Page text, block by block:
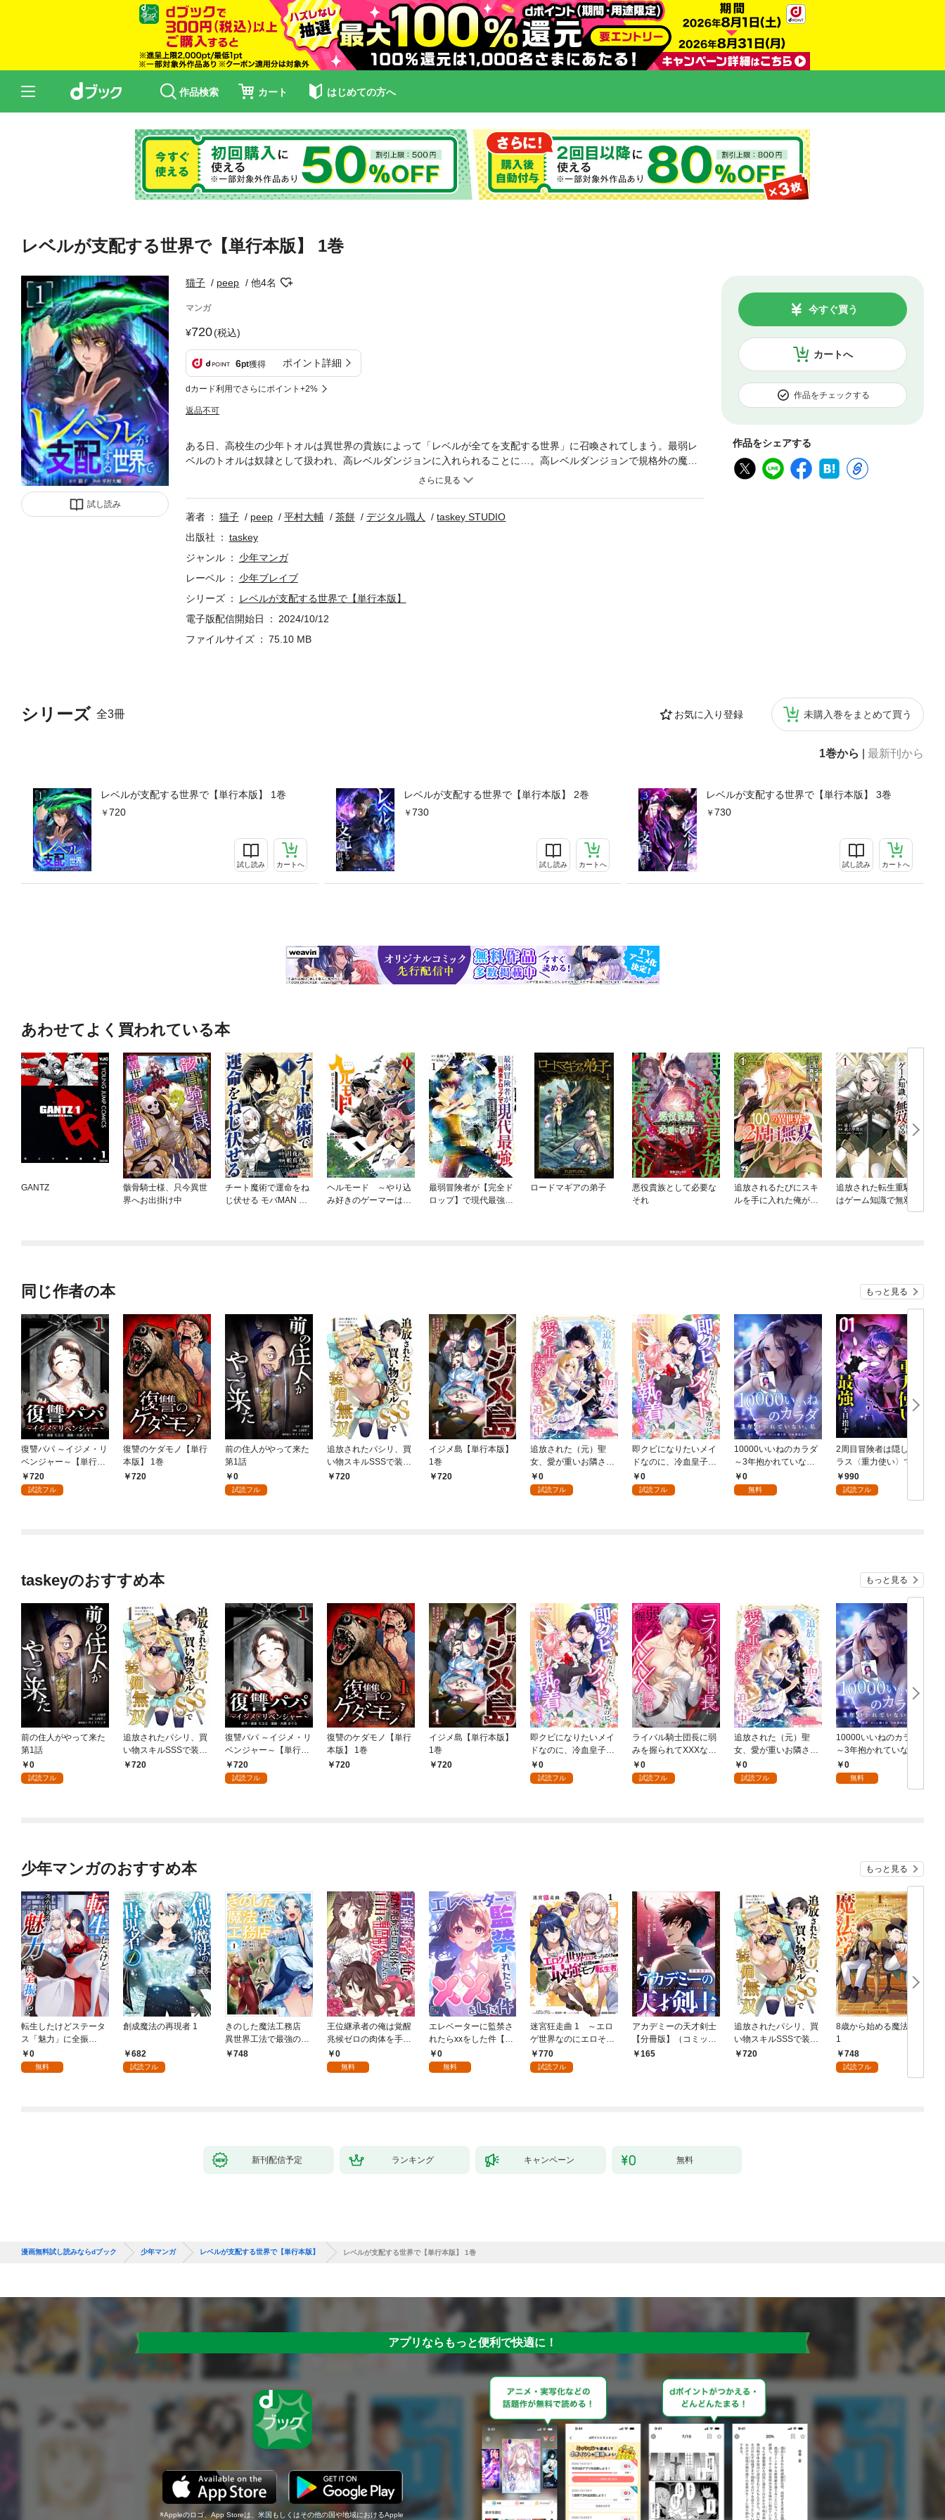
作品検索 カート はじめての方へ
レベルが支配する世界で【単行本版】 1巻
試し読み
猫子 peep 他4名
マンガ
720(税込)
6pt獲得 ポイント詳細
dカード利用でさらにポイント+2%
返品不可
カートへ
今すぐ買う
作品をチェックする
作品をシェアする
シリーズ 全3冊 お気に入り登録 未購入巻をまとめて買う
1巻から 最新刊から
レベルが支配する世界で【単行本版】 1巻
720
試し読み カートへ
レベルが支配する世界で【単行本版】 2巻
730
試し読み カートへ
レベルが支配する世界で【単行本版】 3巻
730
試し読み カートへ
ある日、高校生の少年トオルは異世界の貴族によって「レベルが全てを支配する世界」に召喚されてしまう。最弱レ
ベルのトオルは奴隷として扱われ、高レベルダンジョンに入れられることに…。高レベルダンジョンで規格外の魔物
を倒し、誰よりもレベルを上げ、元の世界に帰ることを誓うのだった――。「小説家になろう」人気作家・猫子が描
著者 猫子 peep 平村大輔 茶餅 デジタル職人
taskey STUDIO
出版社
taskey
ジャンル
少年マンガ
レーベル
少年ブレイブ
シリーズ
レベルが支配する世界で【単行本版】
電子版配信開始日
2024/10/12
ファイルサイズ
75.10 MB
あわせてよく買われている本
GANTZ
骸骨騎士様、只今異世
界へお出掛け中
チート魔術で運命をね
じ伏せる モバMAN DI
ヘルモード ～やり込
み好きのゲーマーは廃
最弱冒険者が【完全ド
ロップ】で現代最強
ロードマギアの弟子
悪役貴族として必要な
それ
追放されるたびにスキ
ルを手に入れた俺が、
追放された転生重騎士
はゲーム知識で無双す
同じ作者の本 もっと見る
復讐パパ ～イジメ・リ
ベンジャー～【単行本
版】 1巻
720
試読フル
復讐のケダモノ【単行
本版】 1巻
720
前の住人がやって来た
第1話
0
試読フル
追放されたパシリ、買
い物スキルSSSで装備
無双 ～買ったモノを
720
イジメ島【単行本版】
1巻
720
追放された（元）聖
女、愛が重いお隣さん
に迫られ中第1話
0
試読フル
即クビになりたいメイ
ドなのに、冷血皇子に
執着されています第1
話
0
試読フル
10000いいねのカラダ
～3年抱かれていな
い、私～第1話
0
無料
2周目冒険者は隠しク
ラス〈重力使い〉で最
強を目指す 【コミッ
ク】 （1）
990
試読フル
taskeyのおすすめ本 もっと見る
前の住人がやって来た
第1話
0
試読フル
追放されたパシリ、買
い物スキルSSSで装備
無双 ～買ったモノを
720
復讐パパ ～イジメ・リ
ベンジャー～【単行本
版】 1巻
720
試読フル
復讐のケダモノ【単行
本版】 1巻
720
イジメ島【単行本版】
1巻
720
即クビになりたいメイ
ドなのに、冷血皇子に
執着されています第1
話
0
試読フル
ライバル騎士団長に弱
みを握られてXXXな勝
負をすることになりま
した第1話
0
試読フル
追放された（元）聖
女、愛が重いお隣さん
に迫られ中第1話
0
試読フル
10000いいねのカラダ
～3年抱かれていな
い、私～第1話
0
無料
少年マンガのおすすめ本 もっと見る
転生したけどステータ
ス「魅力」に全振
り！？(1)
0
無料
創成魔法の再現者 1
682
試読フル
きのした魔法工務店
異世界工法で最強の家
づくりを（コミック）
748
王位継承者の俺は覚醒
兆候ゼロの肉体を手に
入れて自由を謳歌す
る。1
0
無料
エレベーターに監禁さ
れたらxxをした件【全
年齢版】(1)
0
無料
迷宮狂走曲 1 ～エロ
ゲ世界なのにエロそっ
ちのけでひたすら最強
を目指すモブ転生者～
770
試読フル
アカデミーの天才剣士
【分冊版】（コミッ
ク） １話【フルカラ
165
追放されたパシリ、買
い物スキルSSSで装備
無双 ～買ったモノを
720
8歳から始める魔法学
1
748
試読フル
新刊配信予定 ランキング キャンペーン 無料
漫画無料試し読みならdブック 少年マンガ レベルが支配する世界で【単行本版】 レベルが支配する世界で【単行本版】 1巻
アプリならもっと便利で快適に！
Appleのロゴ、App Storeは、米国もしくはその他の国や地域におけるApple